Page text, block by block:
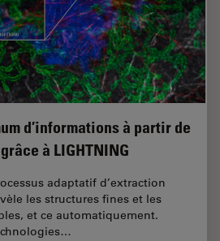
d’informations à partir de
à LIGHTNING
adaptatif d’extraction
les structures fines et les
et ce automatiquement.